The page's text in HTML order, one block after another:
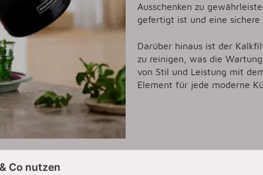
Ausschenken zu
gefertigt ist und eine
Darüber hinaus ist der
zu reinigen, was die
von Stil und Leistung mit
Element für jede moderne
Co nutzen